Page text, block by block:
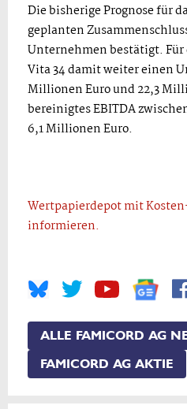
Die bisherige Prognose für
geplanten
Unternehmen bestätigt.
Vita 34 damit weiter einen
Millionen Euro und 22,3
bereinigtes EBITDA
6,1 Millionen Euro.
Wertpapierdepot mit
informieren.
ALLE FAMICORD AG
FAMICORD AG AKTIE